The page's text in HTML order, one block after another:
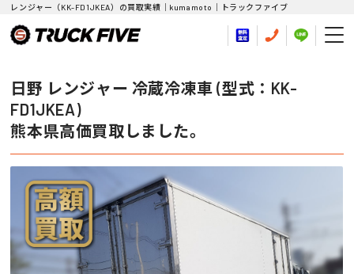
レンジャー（KK-FD1JKEA）の買取実績｜kumamoto｜トラックファイブ
日野 レンジャー 冷蔵冷凍車 (型式：KK-
FD1JKEA)
熊本県高価買取しました。